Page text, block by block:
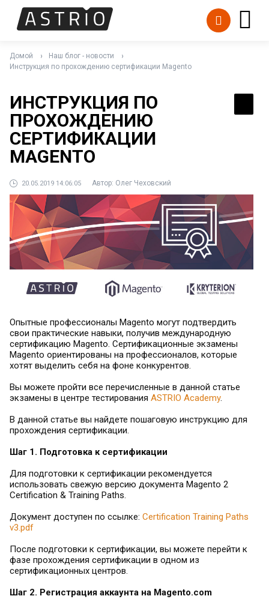
Домой
Наш блог - новости
Инструкция по прохождению сертификации Magento
ИНСТРУКЦИЯ ПО
ПРОХОЖДЕНИЮ
СЕРТИФИКАЦИИ
MAGENTO
20.05.2019 14:06:05 Автор: Олег Чеховский
Опытные профессионалы Magento могут подтвердить
свои практические навыки, получив международную
сертификацию Magento. Сертификационные экзамены
Magento ориентированы на профессионалов, которые
хотят выделить себя на фоне конкурентов.
Вы можете пройти все перечисленные в данной статье
экзамены в центре тестирования ASTRIO Academy.
В данной статье вы найдете пошаговую инструкцию для
прохождения сертификации.
Шаг 1. Подготовка к сертификации
Для подготовки к сертификации рекомендуется
использовать свежую версию документа Magento 2
Certification & Training Paths.
Документ доступен по ссылке: Certification Training Paths
v3.pdf
После подготовки к сертификации, вы можете перейти к
фазе прохождения сертификации в одном из
сертификационных центров.
Шаг 2. Регистрация аккаунта на Magento.com